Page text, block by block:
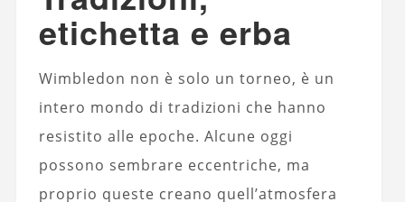
etichetta e erba
Wimbledon non è solo un torneo, è un
intero mondo di tradizioni che hanno
resistito alle epoche. Alcune oggi
possono sembrare eccentriche, ma
proprio queste creano quell’atmosfera